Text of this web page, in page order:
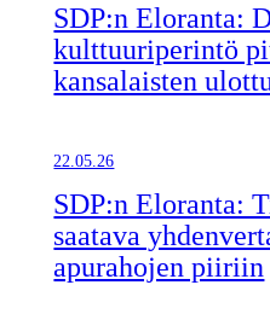
SDP:n Eloranta:
kulttuuriperintö
kansalaisten
22.05.26
SDP:n Eloranta:
saatava
apurahojen piiriin